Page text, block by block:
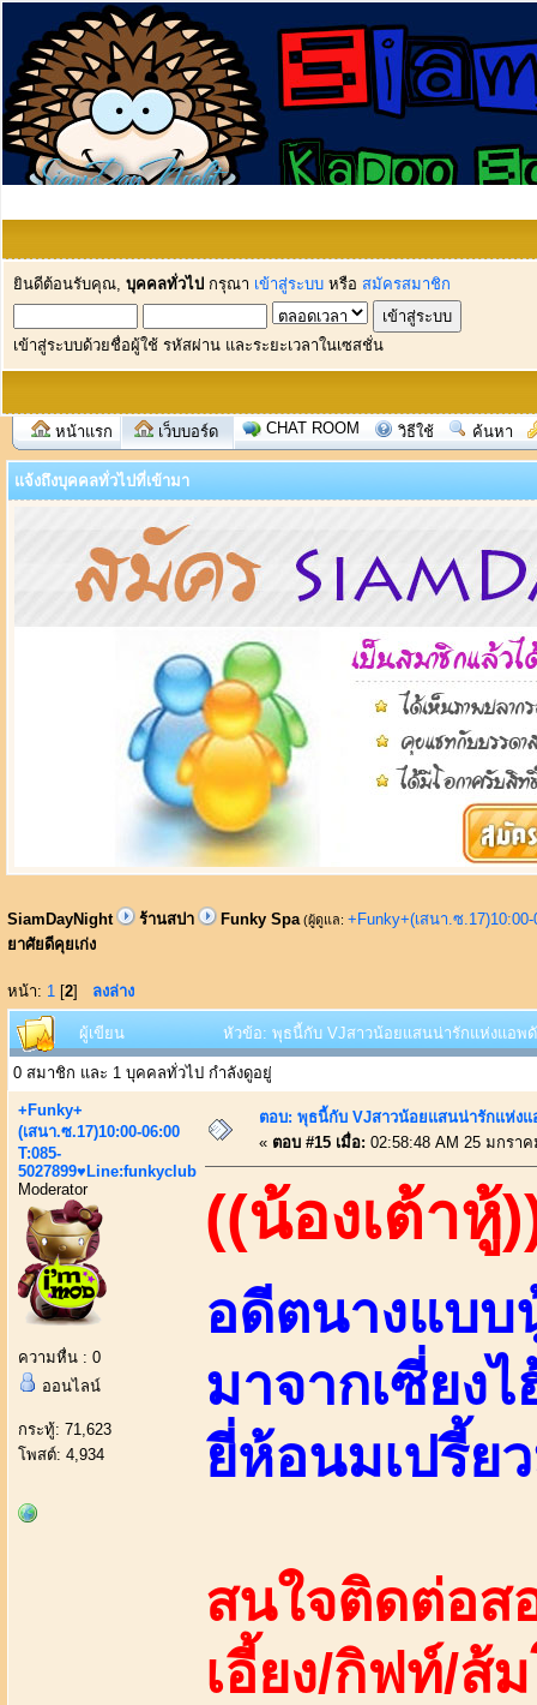
ยินดีต้อนรับคุณ, บุคคลทั่วไป กรุณา เข้าสู่ระบบ หรือ สมัครสมาชิก
เข้าสู่ระบบด้วยชื่อผู้ใช้ รหัสผ่าน และระยะเวลาในเซสชั่น
หน้าแรก เว็บบอร์ด CHAT ROOM วิธีใช้ ค้นหา
แจ้งถึงบุคคลทั่วไปที่เข้ามา
SiamDayNight ร้านสปา Funky Spa (ผู้ดูแล: +Funky+(เสนา.ซ
ยาศัยดีคุยเก่ง
หน้า: 1 [2] ลงล่าง
ผู้เขียน หัวข้อ: พุธนี้กับ VJสาวน้อยแสนน่ารักแห่งแอพดั
0 สมาชิก และ 1 บุคคลทั่วไป กำลังดูอยู่
+Funky+
(เสนา.ซ.17)10:00-06:00
T:085-
5027899♥Line:funkyclub
Moderator
ความหื่น : 0
ออนไลน์
กระทู้: 71,623
โพสต์: 4,934
ตอบ: พุธนี้กับ VJสาวน้อยแสนน่ารักแห่งแ
« ตอบ #15 เมื่อ: 02:58:48 AM 25 มกรา
((น้องเต้าหู้
อดีตนางแบบ
มาจากเซี่ยง
ยี่ห้อนมเปรี้ย
สนใจติดต่อส
เอี้ยง/กิฟท์/ส้